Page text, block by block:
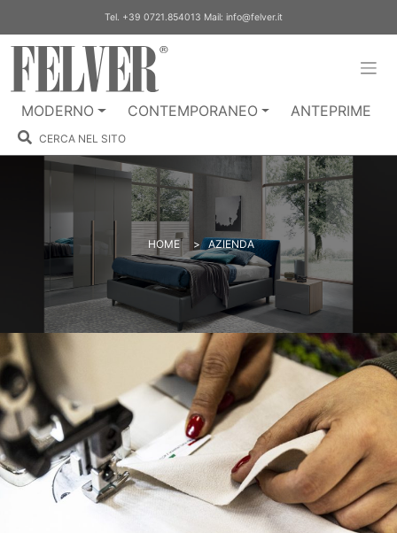
content
Tel. +39 0721.854013 Mail:info@felver.it
MODERNO CONTEMPORANEO ANTEPRIME
CERCA NEL SITO
HOME > AZIENDA